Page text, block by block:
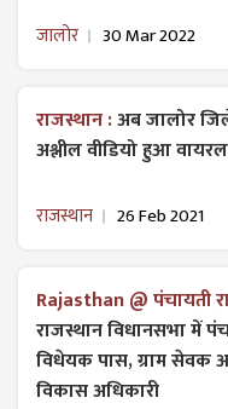
जालोर 30 Mar 2022
राजस्थान :अब जालोर
अश्लील वीडियो हुआ वायरल
राजस्थान 26 Feb 2021
Rajasthan @ पंचायती
राजस्थान विधानसभा में
विधेयक पास, ग्राम सेवक
विकास अधिकारी